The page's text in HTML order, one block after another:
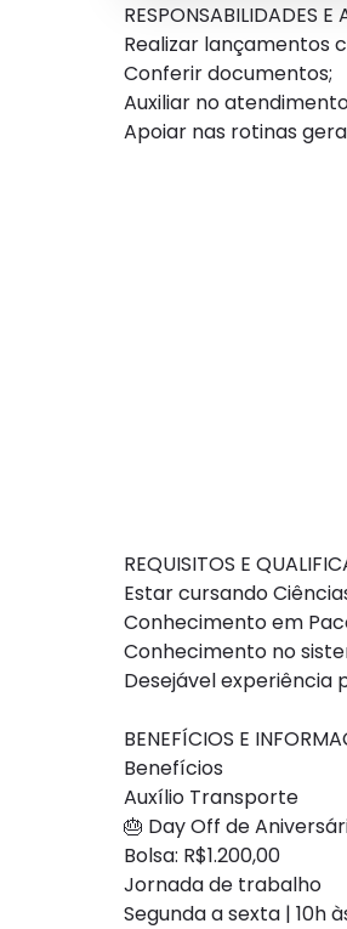
RESPONSABILIDADES E
Realizar lançamentos
Conferir documentos;
Auxiliar no
Apoiar nas rotinas
REQUISITOS E
Estar cursando
Conhecimento em
Conhecimento no
Desejável experiência
BENEFÍCIOS E
Benefícios
Auxílio Transporte
🎂 Day Off de
Bolsa: R$1.200,00
Jornada de trabalho
Segunda a sexta | 10h